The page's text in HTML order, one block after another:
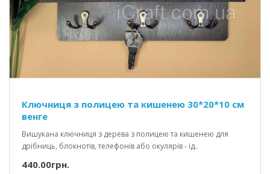
Ключниця з полицею та кишенею 30*20*10 см
венге
Вишукана ключниця з дерева з полицею та кишенею для
дрібниць, блокнотів, телефонів або окулярів - ід..
440.00грн.